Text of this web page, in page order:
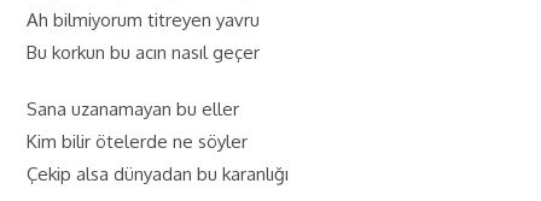
Ah bilmiyorum titreyen yavru
Bu korkun bu acın nasıl geçer
Sana uzanamayan bu eller
Kim bilir ötelerde ne söyler
Çekip alsa dünyadan bu karanlığı